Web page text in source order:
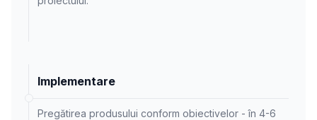
Implementare
Pregătirea produsului conform obiectivelor - în 4-6